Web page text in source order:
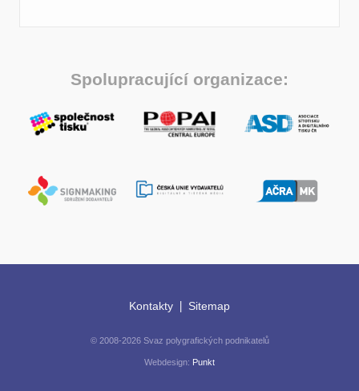
Spolupracující organizace:
Kontakty | Sitemap
© 2008-2026 Svaz polygrafických podnikatelů
Webdesign: Punkt